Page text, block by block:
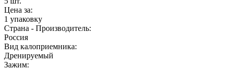
Цена за:
1 упаковку
Страна - Производитель:
Россия
Вид калоприемника:
Дренируемый
Зажим: